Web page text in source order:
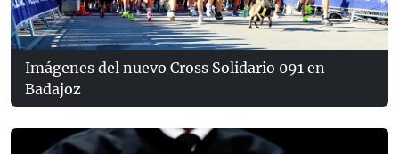
Imágenes del nuevo Cross Solidario 091 en
Badajoz